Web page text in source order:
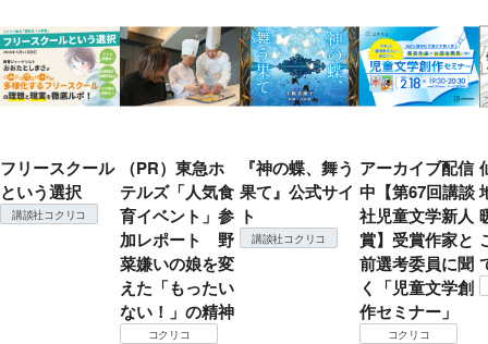
フリースクール
という選択
講談社コクリコ
（PR）東急ホ
テルズ「人気食
育イベント」参
加レポート 野
菜嫌いの娘を変
えた「もったい
ない！」の精神
コクリコ
『神の蝶、舞う
果て』公式サイ
ト
講談社コクリコ
アーカイブ配信
中【第67回講談
社児童文学新人
賞】受賞作家と
前選考委員に聞
く「児童文学創
作セミナー」
コクリコ